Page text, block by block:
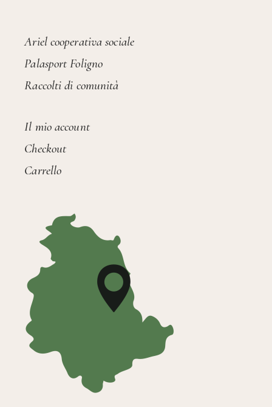
Ariel cooperativa sociale
Palasport Foligno
Raccolti di comunità
Il mio account
Checkout
Carrello